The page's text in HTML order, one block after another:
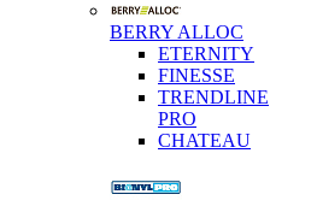
BERRY ALLOC
ETERNITY
FINESSE
TRENDLINE
PRO
CHATEAU